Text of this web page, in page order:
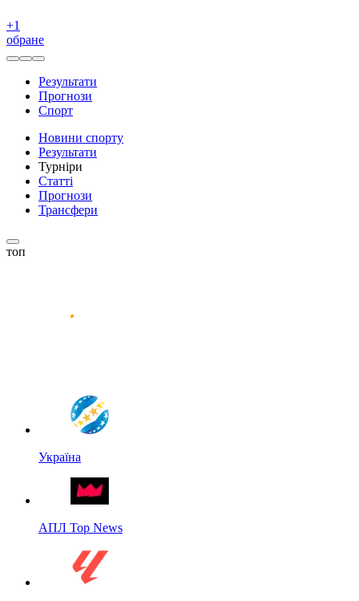
+1
обране
Результати
Прогнози
Спорт
Новини спорту
Результати
Турніри
Статті
Прогнози
Трансфери
топ
Україна
АПЛ Top News